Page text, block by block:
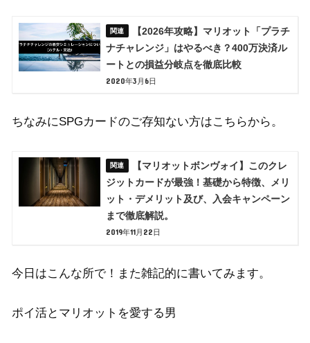
【2026年攻略】マリオット「プラチ
ナチャレンジ」はやるべき？400万決済ル
ートとの損益分岐点を徹底比較
2020年3月6日
ちなみにSPGカードのご存知ない方はこちらから。
【マリオットボンヴォイ】このクレ
ジットカードが最強！基礎から特徴、メリ
ット・デメリット及び、入会キャンペーン
まで徹底解説。
2019年11月22日
今日はこんな所で！また雑記的に書いてみます。
ポイ活とマリオットを愛する男